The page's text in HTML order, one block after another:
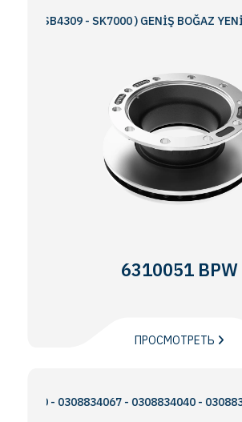
SB4309 - SK7000 ) GENİŞ BOĞAZ YENİ
6310051 BPW
ПРОСМОТРЕТЬ
- 0308834067 - 0308834040 - 0308834047